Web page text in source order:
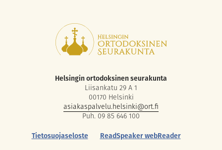
Helsingin ortodoksinen seurakunta
Liisankatu 29 A 1
00170 Helsinki
asiakaspalvelu.helsinki@ort.fi
Puh. 09 85 646 100
Tietosuojaseloste
ReadSpeaker webReader